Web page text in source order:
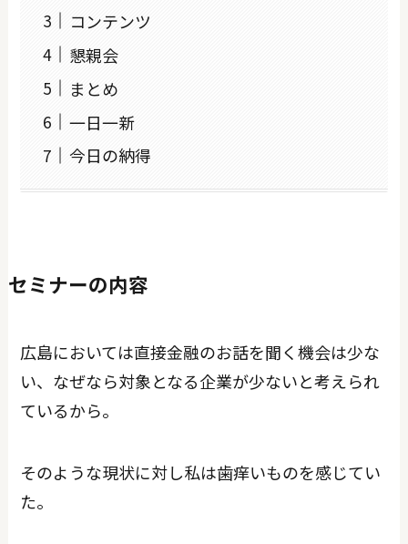
コンテンツ
懇親会
まとめ
一日一新
今日の納得
セミナーの内容
広島においては直接金融のお話を聞く機会は少な
い、なぜなら対象となる企業が少ないと考えられ
ているから。
そのような現状に対し私は歯痒いものを感じてい
た。